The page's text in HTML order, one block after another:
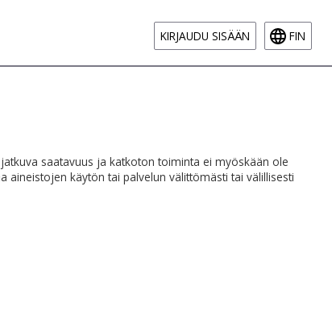
KIRJAUDU SISÄÄN FIN
saatavuus ja katkoton toiminta ei myöskään ole
aineistojen käytön tai palvelun välittömästi tai välillisesti